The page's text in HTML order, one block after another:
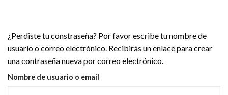
¿Perdiste tu constraseña? Por favor escribe tu nombre de
usuario o correo electrónico. Recibirás un enlace para crear
una contraseña nueva por correo electrónico.
Nombre de usuario o email